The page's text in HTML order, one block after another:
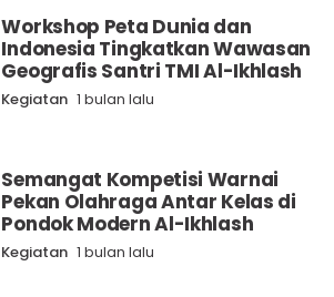
Workshop Peta Dunia dan
Indonesia Tingkatkan Wawasan
Geografis Santri TMI Al-Ikhlash
Kegiatan 1 bulan lalu
Semangat Kompetisi Warnai
Pekan Olahraga Antar Kelas di
Pondok Modern Al-Ikhlash
Kegiatan 1 bulan lalu